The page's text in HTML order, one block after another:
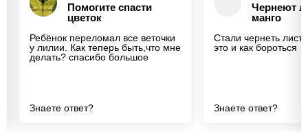
Помогите спасти
цветок
Ребёнок переломал все веточки
у лилии. Как теперь быть,что мне
делать? спасибо большое
Знаете ответ?
Чернеют
манго
Стали чернеть
это и как бороться
Знаете ответ?